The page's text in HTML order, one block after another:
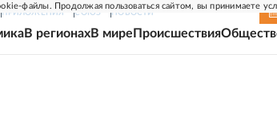
файлы. Продолжая пользоваться сайтом, вы принимаете
ПРИЛОЖЕНИЯ СОЮЗ НОВОСТИ
В регионахВ мире Происшествия